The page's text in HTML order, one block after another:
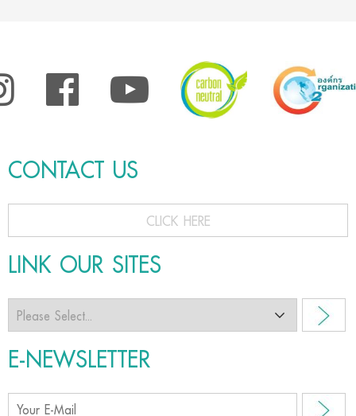
CONTACT US
CLICK HERE
LINK OUR SITES
E-NEWSLETTER